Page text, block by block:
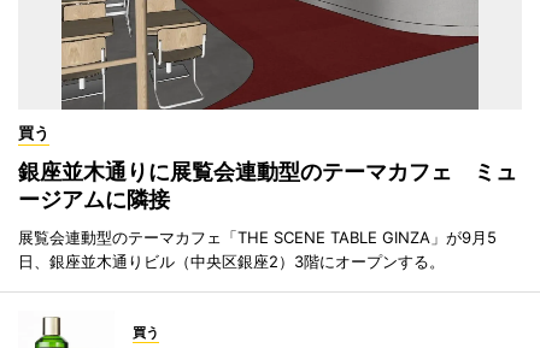
買う
銀座並木通りに展覧会連動型のテーマカフェ ミュ
ージアムに隣接
展覧会連動型のテーマカフェ「THE SCENE TABLE GINZA」が9月5
日、銀座並木通りビル（中央区銀座2）3階にオープンする。
買う